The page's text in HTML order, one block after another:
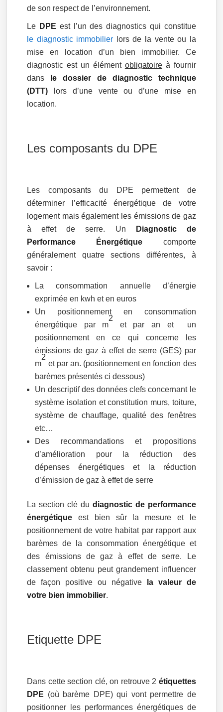
de son respect de l’environnement.
Le DPE est l’un des diagnostics qui constitue
le diagnostic immobilier lors de la vente ou la
mise en location d’un bien immobilier. Ce
diagnostic est un élément obligatoireà fournir
dans
le dossier de diagnostic technique
(DTT) lors d’une vente ou d’une mise en
location.
Les composants du DPE
Les composants du DPE permettent de
déterminer l’efficacité énergétique de votre
logement mais également les émissions de gaz
à effet de serre. Un
Diagnostic de
Performance Énergétique comporte
généralement quatre sections différentes, à
savoir :
La consommation annuelle d’énergie
exprimée en kwh et en euros
Un positionnement en consommation
énergétique par m
2
et par an et un
positionnement en ce qui concerne les
émissions de gaz à effet de serre (GES) par
m
2
et par an. (positionnement en fonction des
barèmes présentés ci dessous)
Un descriptif des données clefs concernant le
système isolation et constitution murs, toiture,
système de chauffage, qualité des fenêtres
etc…
Des recommandations et propositions
d’amélioration pour la réduction des
dépenses énergétiques et la réduction
d’émission de gaz à effet de serre
La section clé du diagnostic de performance
énergétique est bien sûr la mesure et le
positionnement de votre habitat par rapport aux
barèmes de la consommation énergétique et
des émissions de gaz à effet de serre. Le
classement obtenu peut grandement influencer
de façon positive ou négative
la valeur de
votre bien immobilier.
Etiquette DPE
Dans cette section clé, on retrouve 2 étiquettes
DPE (où barème DPE) qui vont permettre de
positionner les performances énergétiques de